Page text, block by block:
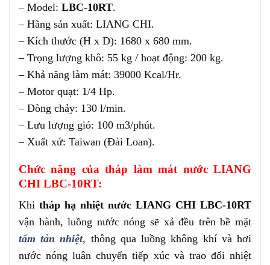
– Model: LBC-10RT.
– Hãng sản xuất: LIANG CHI.
– Kích thước (H x D): 1680 x 680 mm.
– Trọng lượng khô: 55 kg / hoạt động: 200 kg.
– Khả năng làm mát: 39000 Kcal/Hr.
– Motor quạt: 1/4 Hp.
– Dòng chảy: 130 l/min.
– Lưu lượng gió: 100 m3/phút.
– Xuất xứ: Taiwan (Đài Loan).
Chức năng của tháp làm mát nước LIANG
CHI LBC-10RT:
Khi tháp hạ nhiệt nước LIANG CHI LBC-10RT
vận hành, luồng nước nóng sẽ xả đều trên bề mặt
tấm tản nhiệt, thông qua luồng không khí và hơi
nước nóng luân chuyển tiếp xúc và trao đổi nhiệt